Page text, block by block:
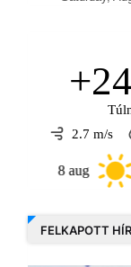
2.7 m/s
+30°C
FELKAPOTT